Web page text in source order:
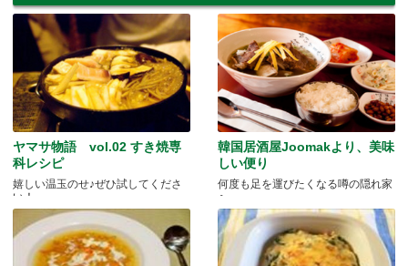
ヤマサ物語 vol.02 すき焼専
科レシピ
嬉しい温玉のせ♪ぜひ試してくださ
い！
韓国居酒屋Joomakより、美味
しい便り
何度も足を運びたくなる噂の隠れ家
へ